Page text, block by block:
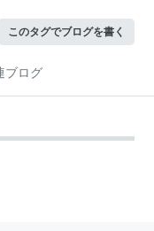
このタグでブログを書く
ブログ